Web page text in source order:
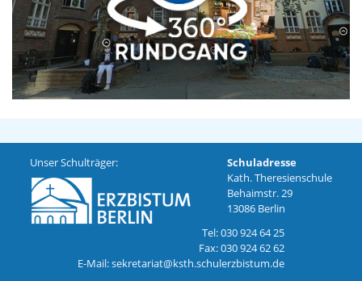
Unser Schulträger:
Schuladresse
Kath. Theresienschule
Behaimstr. 29
13086 Berlin
Tel: 030 924 64 25
Fax: 030 924 62 62
E-Mail: sekretariat@ksth.schulerzbistum.de